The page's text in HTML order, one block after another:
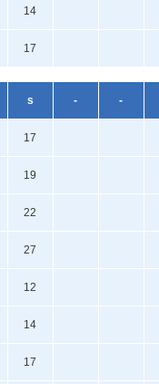
14
17
s - -
17
19
22
27
12
14
17